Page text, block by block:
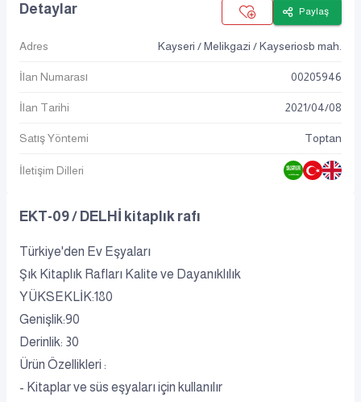
Detaylar Paylaş
Adres Kayseri / Melikgazi / Kayseriosb mah.
İlan Numarası 00205946
İlan Tarihi 2021/04/08
Satış Yöntemi Toptan
İletişim Dilleri
EKT-09 / DELHİ kitaplık rafı
Türkiye'den Ev Eşyaları
Şık Kitaplık Rafları Kalite ve Dayanıklılık
YÜKSEKLİK:180
Genişlik:90
Derinlik: 30
Ürün Özellikleri :
- Kitaplar ve süs eşyaları için kullanılır